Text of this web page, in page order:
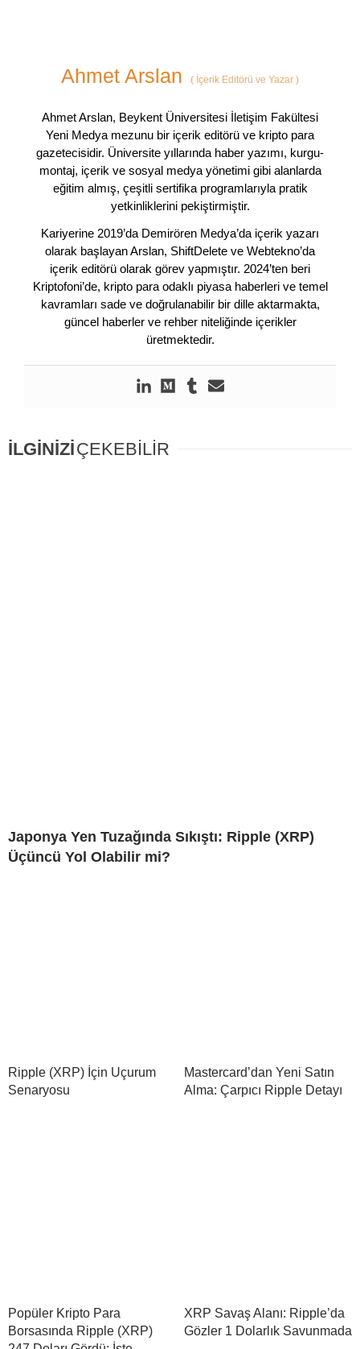
Ahmet Arslan ( İçerik Editörü ve Yazar )
Ahmet Arslan, Beykent Üniversitesi İletişim Fakültesi
Yeni Medya mezunu bir içerik editörü ve kripto para
gazetecisidir. Üniversite yıllarında haber yazımı, kurgu-
montaj, içerik ve sosyal medya yönetimi gibi alanlarda
eğitim almış, çeşitli sertifika programlarıyla pratik
yetkinliklerini pekiştirmiştir.
Kariyerine 2019’da Demirören Medya’da içerik yazarı
olarak başlayan Arslan, ShiftDelete ve Webtekno’da
içerik editörü olarak görev yapmıştır. 2024’ten beri
Kriptofoni’de, kripto para odaklı piyasa haberleri ve temel
kavramları sade ve doğrulanabilir bir dille aktarmakta,
güncel haberler ve rehber niteliğinde içerikler
üretmektedir.
İLGİNİZİÇEKEBİLİR
Japonya Yen Tuzağında Sıkıştı: Ripple (XRP)
Üçüncü Yol Olabilir mi?
Ripple (XRP) İçin Uçurum
Senaryosu
Mastercard’dan Yeni Satın
Alma: Çarpıcı Ripple Detayı
Popüler Kripto Para
Borsasında Ripple (XRP)
XRP Savaş Alanı: Ripple’da
Gözler 1 Dolarlık Savunmada